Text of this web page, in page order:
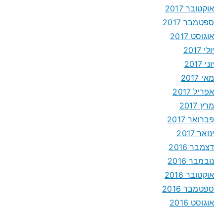
אוקטובר 2017
ספטמבר 2017
אוגוסט 2017
יולי 2017
יוני 2017
מאי 2017
אפריל 2017
מרץ 2017
פברואר 2017
ינואר 2017
דצמבר 2016
נובמבר 2016
אוקטובר 2016
ספטמבר 2016
אוגוסט 2016